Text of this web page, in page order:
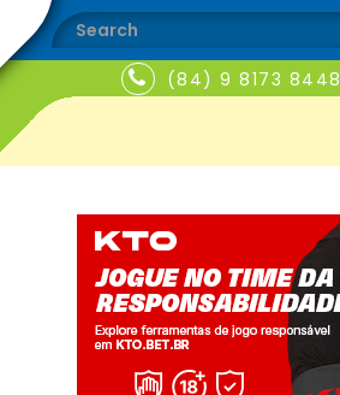
(84) 9 8173 8448